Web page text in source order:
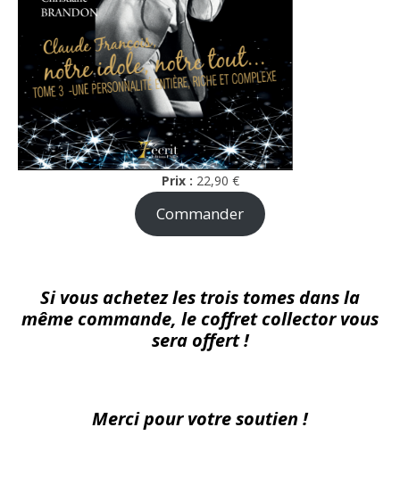
Prix : 22,90 €
Commander
Si vous achetez les trois tomes dans la
même commande, le coffret collector vous
sera offert !
Merci pour votre soutien !